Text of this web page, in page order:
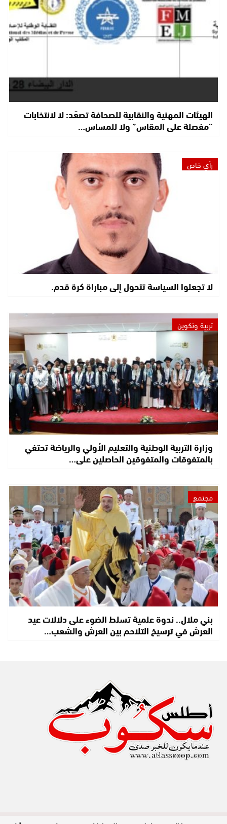
الهيئات المهنية والنقابية للصحافة تصعّد: لا لانتخابات
“مفصلة على المقاس” ولا للمساس…
رأي خاص
لا تجعلوا السياسة تتحول إلى مباراة كرة قدم.
تربية وتكوين
وزارة التربية الوطنية والتعليم الأولي والرياضة تحتفي
بالمتفوقات والمتفوقين الحاصلين على…
مجتمع
بني ملال.. ندوة علمية تسلط الضوء على دلالات عيد
العرش في ترسيخ التلاحم بين العرش والشعب…